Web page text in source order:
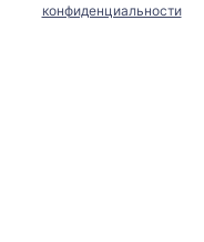
конфиденциальности